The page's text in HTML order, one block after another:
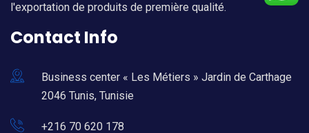
l'exportation de produits de première qualité.
Contact Info
Business center « Les Métiers » Jardin de Carthage
2046 Tunis, Tunisie
+216 70 620 178